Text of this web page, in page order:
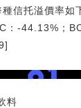
信托溢價率如
：-44.13%；
料